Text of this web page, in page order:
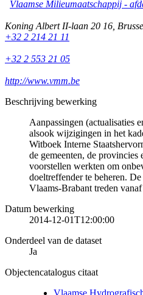
Vlaamse Milieumaatschappij -
Koning Albert II-laan 20 16
+32 2 214 21 11
+32 2 553 21 05
http://www.vmm.be
Beschrijving bewerking
Aanpassingen (actualisaties
alsook wijzigingen in het
Witboek Interne
de gemeenten, de provincies
voorstellen werkten om
doeltreffender te beheren.
Vlaams-Brabant treden
Datum bewerking
2014-12-01T12:00:00
Onderdeel van de dataset
Ja
Objectencatalogus citaat
Vlaamse